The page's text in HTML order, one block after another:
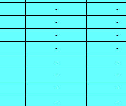
-
-
-
-
-
-
-
-
-
-
-
-
-
-
-
-